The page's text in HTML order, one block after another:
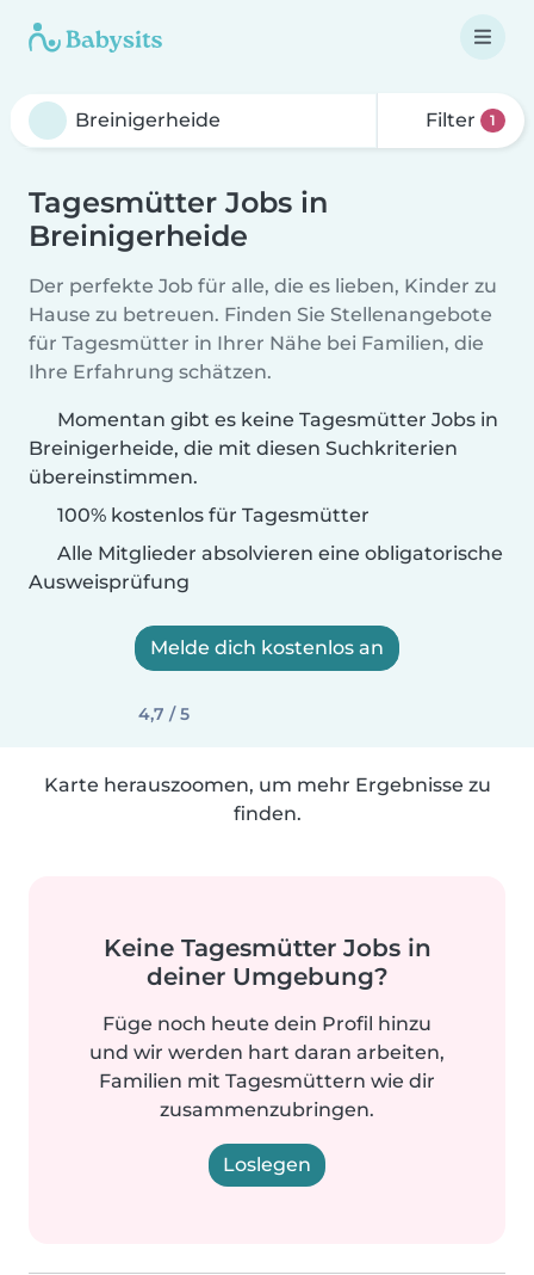
Filter 1
Tagesmütter Jobs in
Breinigerheide
Der perfekte Job für alle, die es lieben, Kinder zu
Hause zu betreuen. Finden Sie Stellenangebote
für Tagesmütter in Ihrer Nähe bei Familien, die
Ihre Erfahrung schätzen.
Momentan gibt es keine Tagesmütter Jobs in
Breinigerheide, die mit diesen Suchkriterien
übereinstimmen.
100% kostenlos für Tagesmütter
Alle Mitglieder absolvieren eine obligatorische
Ausweisprüfung
Melde dich kostenlos an
4,7 / 5
Karte herauszoomen, um mehr Ergebnisse zu
finden.
Keine Tagesmütter Jobs in
deiner Umgebung?
Füge noch heute dein Profil hinzu
und wir werden hart daran arbeiten,
Familien mit Tagesmüttern wie dir
zusammenzubringen.
Loslegen